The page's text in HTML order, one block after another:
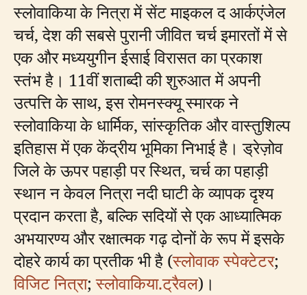
स्लोवाकिया के नित्रा में सेंट माइकल द आर्कएंजेल
चर्च, देश की सबसे पुरानी जीवित चर्च इमारतों में से
एक और मध्ययुगीन ईसाई विरासत का प्रकाश
स्तंभ है। 11वीं शताब्दी की शुरुआत में अपनी
उत्पत्ति के साथ, इस रोमनस्क्यू स्मारक ने
स्लोवाकिया के धार्मिक, सांस्कृतिक और वास्तुशिल्प
इतिहास में एक केंद्रीय भूमिका निभाई है। ड्रेज़ोव
जिले के ऊपर पहाड़ी पर स्थित, चर्च का पहाड़ी
स्थान न केवल नित्रा नदी घाटी के व्यापक दृश्य
प्रदान करता है, बल्कि सदियों से एक आध्यात्मिक
अभयारण्य और रक्षात्मक गढ़ दोनों के रूप में इसके
दोहरे कार्य का प्रतीक भी है (स्लोवाक स्पेक्टेटर;
विजिट नित्रा;स्लोवाकिया.ट्रैवल)।